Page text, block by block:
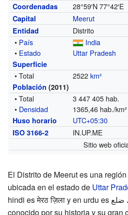
Coordenadas 28°59′N 77°42′E
Capital Meerut
Entidad
Distrito
• País
India
• Estado Uttar Pradesh
Superficie
• Total 2522km²
Población (2011)
• Total
3 447 405 hab.
• Densidad 1365,46 hab./km²
Huso horario UTC+05:30
ISO 3166-2
IN.UP.ME
Sitio web
El Distrito de Meerut es una
ubicada en el estado de Uttar
hindi es मेरठ ज़िला y en urdu es میرٹھ ضلع. Este distrito es
conocido por su historia y su gran